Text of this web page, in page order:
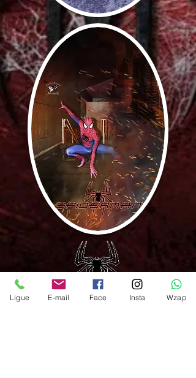
Ligue E-mail Face Insta Wzap